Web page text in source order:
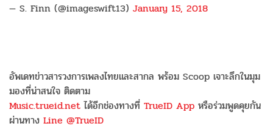
— S. Finn (@imageswift13) January 15, 2018
อัพเดทข่าวสารวงการเพลงไทยและสากล พร้อม Scoop เจาะลึกในมุม
มองที่น่าสนใจ ติดตาม
Music.trueid.net ได้อีกช่องทางที่ TrueID App หรือร่วมพูดคุยกัน
ผ่านทาง Line @TrueID